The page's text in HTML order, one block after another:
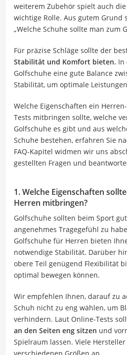
weiterem Zubehör spielt auch
wichtige Rolle. Aus gutem Grund
„Welche Schuhe sollte man zum
Für präzise Schläge sollte der
Stabilität und Komfort bieten. In
Golfschuhe eine gute Balance
Stabilität, um optimale
Welche Eigenschaften ein
Tests mitbringen sollte, welche
Golfschuhe es gibt und aus
Schuhe bestehen, erfahren Sie
FAQ-Kapitel widmen wir uns
gestellten Fragen und
1. Welche Eigenschaften
Herren mitbringen?
Golfschuhe sollten beim Sport
angenehmes Tragegefühl zu
Golfschuhe für Herren bieten
notwendige Stabilität. Darüber
obere Teil genügend Flexibilität
optimal bewegen können.
Wir empfehlen Ihnen, darauf zu
Schuh nicht zu eng wählen, um
verhindern. Laut Online-Tests
an den Seiten eng sitzen und
Spielraum lassen. Viele
verschiedenen Größen an.